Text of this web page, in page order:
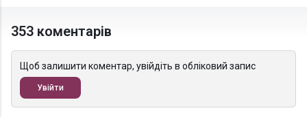
353 коментарів
Щоб залишити коментар, увійдіть в обліковий запис
Увійти